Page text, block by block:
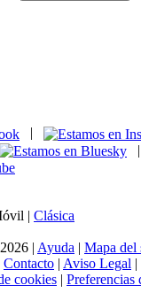
| Clásica
| Ayuda | Mapa del
Contacto | Aviso Legal |
cookies | Preferencias